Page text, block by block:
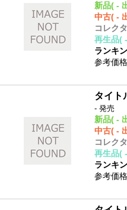
新品( -
中古( -
コレク
再生品(
ランキ
参考価格
タイト
- 発売
新品( -
中古( -
コレク
再生品(
ランキ
参考価格